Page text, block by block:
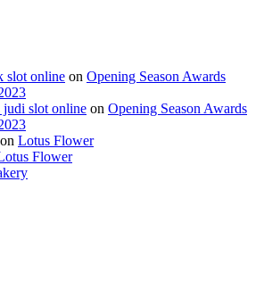
slot online on Opening Season Awards
judi slot online on Opening Season Awards
on Lotus Flower
Flower